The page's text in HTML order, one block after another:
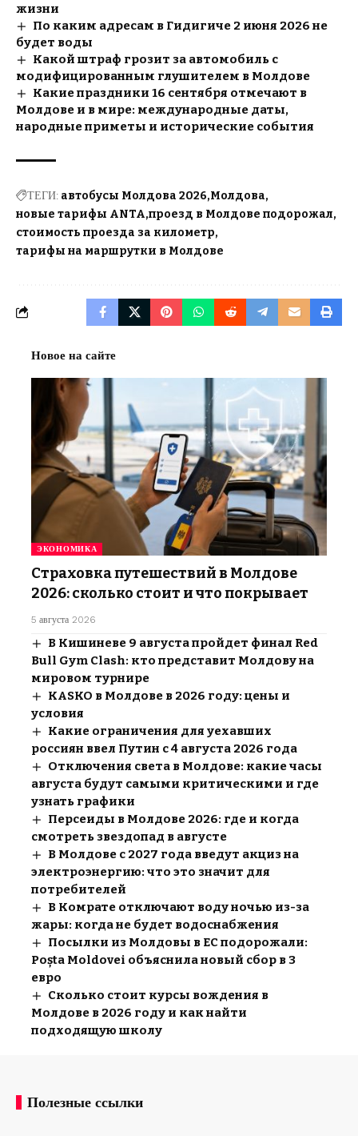
жизни
По каким адресам в Гидигиче 2 июня 2026 не
будет воды
Какой штраф грозит за автомобиль с
модифицированным глушителем в Молдове
Какие праздники 16 сентября отмечают в
Молдове и в мире: международные даты,
народные приметы и исторические события
ТЕГИ: автобусы Молдова 2026 Молдова
новые тарифы ANTA проезд в Молдове подорожал
стоимость проезда за километр
тарифы на маршрутки в Молдове
Новое на сайте
ЭКОНОМИКА
Страховка путешествий в Молдове
2026: сколько стоит и что покрывает
5 августа 2026
В Кишиневе 9 августа пройдет финал Red
Bull Gym Clash: кто представит Молдову на
мировом турнире
KASKO в Молдове в 2026 году: цены и
условия
Какие ограничения для уехавших
россиян ввел Путин с 4 августа 2026 года
Отключения света в Молдове: какие часы
августа будут самыми критическими и где
узнать графики
Персеиды в Молдове 2026: где и когда
смотреть звездопад в августе
В Молдове с 2027 года введут акциз на
электроэнергию: что это значит для
потребителей
В Комрате отключают воду ночью из-за
жары: когда не будет водоснабжения
Посылки из Молдовы в ЕС подорожали:
Poșta Moldovei объяснила новый сбор в 3
евро
Сколько стоит курсы вождения в
Молдове в 2026 году и как найти
подходящую школу
Полезные ссылки